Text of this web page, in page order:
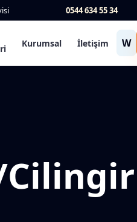
0544 634 55 34
Kurumsal İletişim W